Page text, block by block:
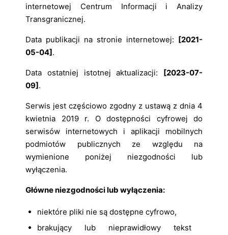
internetowej Centrum Informacji i Analizy
Transgranicznej.
Data publikacji na stronie internetowej: [2021-
05-04].
Data ostatniej istotnej aktualizacji: [2023-07-
09].
Serwis jest częściowo zgodny z ustawą z dnia 4
kwietnia 2019 r. O dostępności cyfrowej do
serwisów internetowych i aplikacji mobilnych
podmiotów publicznych ze względu na
wymienione poniżej niezgodności lub
wyłączenia.
Główne niezgodności lub wyłączenia:
niektóre pliki nie są dostępne cyfrowo,
brakujący lub nieprawidłowy tekst